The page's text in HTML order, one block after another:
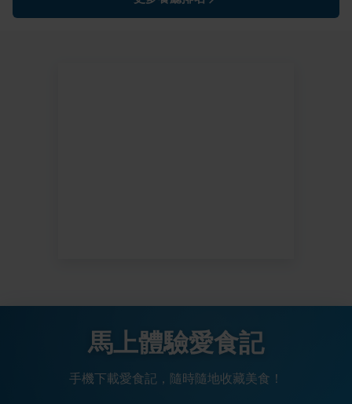
馬上體驗愛食記
手機下載愛食記，隨時隨地收藏美食！